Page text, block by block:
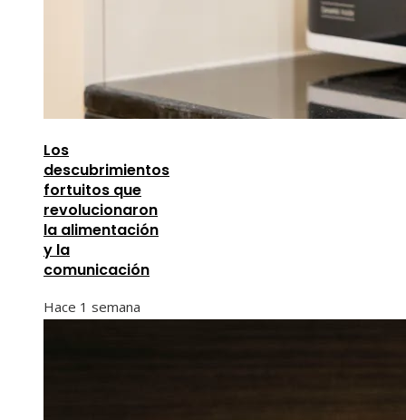
Los
descubrimientos
fortuitos que
revolucionaron
la alimentación
y la
comunicación
Hace 1 semana